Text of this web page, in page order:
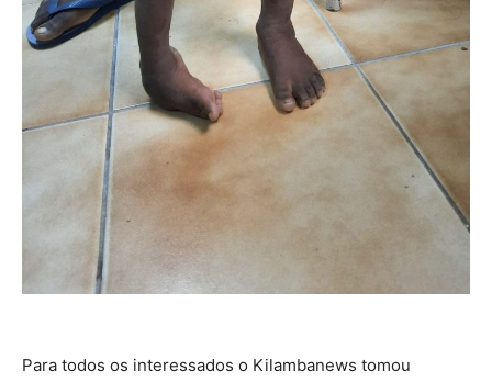
Para todos os interessados o Kilambanews tomou